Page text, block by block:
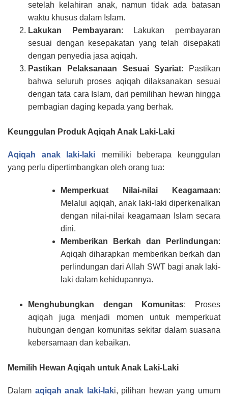
setelah kelahiran anak, namun tidak ada batasan
waktu khusus dalam Islam.
Lakukan Pembayaran: Lakukan pembayaran
sesuai dengan kesepakatan yang telah disepakati
dengan penyedia jasa aqiqah.
Pastikan Pelaksanaan Sesuai Syariat: Pastikan
bahwa seluruh proses aqiqah dilaksanakan sesuai
dengan tata cara Islam, dari pemilihan hewan hingga
pembagian daging kepada yang berhak.
Keunggulan Produk Aqiqah Anak Laki-Laki
Aqiqah anak laki-laki memiliki beberapa keunggulan
yang perlu dipertimbangkan oleh orang tua:
Memperkuat Nilai-nilai Keagamaan:
Melalui aqiqah, anak laki-laki diperkenalkan
dengan nilai-nilai keagamaan Islam secara
dini.
Memberikan Berkah dan Perlindungan:
Aqiqah diharapkan memberikan berkah dan
perlindungan dari Allah SWT bagi anak laki-
laki dalam kehidupannya.
Menghubungkan dengan Komunitas: Proses
aqiqah juga menjadi momen untuk memperkuat
hubungan dengan komunitas sekitar dalam suasana
kebersamaan dan kebaikan.
Memilih Hewan Aqiqah untuk Anak Laki-Laki
Dalam aqiqah anak laki-laki, pilihan hewan yang umum